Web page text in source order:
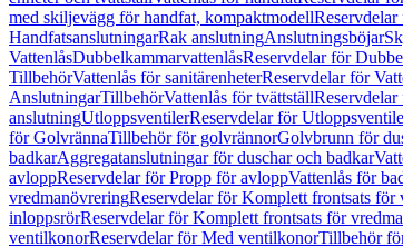
med skiljevägg för handfat, kompaktmodell
HandfatsanslutningarRak anslutningAnslutningsböjar
VattenlåsDubbelkammarvattenlåsReservdelar för
TillbehörVattenlås för sanitärenheterReservdelar för
AnslutningarTillbehörVattenlås för tvättställ
anslutningUtloppsventilerReservdelar för
för GolvrännaTillbehör för golvrännorGolvbrunn för
badkarAggregatanslutningar för duschar och badkar
avloppReservdelar för Propp för avloppVattenlås för
vredmanövreringReservdelar för Komplett frontsats för
inloppsrörReservdelar för Komplett frontsats för
ventilkonorReservdelar för Med ventilkonorTillbehör